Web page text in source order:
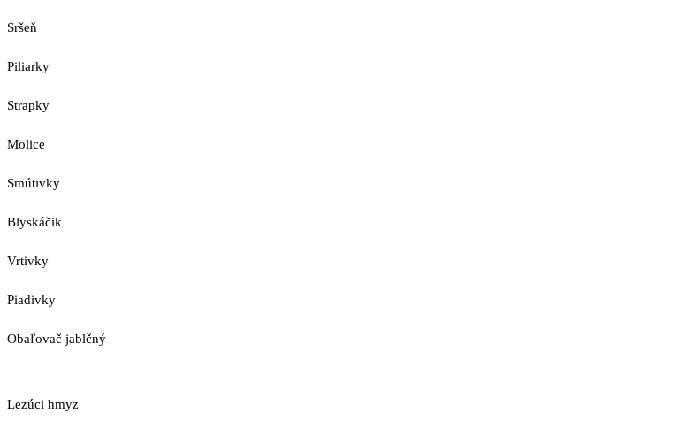
Sršeň
Piliarky
Strapky
Molice
Smútivky
Blyskáčik
Vrtivky
Piadivky
Obaľovač jablčný
Lezúci hmyz